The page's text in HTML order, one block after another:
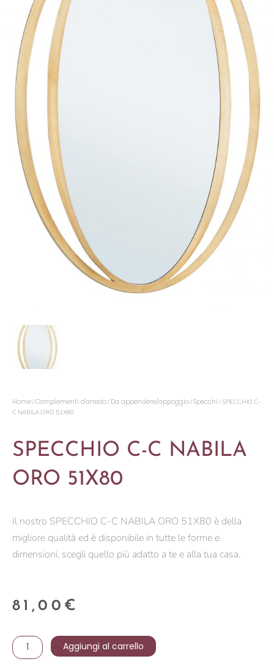
Home/Complementi d'arredo/ Da appendere/appoggio/Specchi / SPECCHIO C-
C NABILA ORO 51X80
SPECCHIO C-C NABILA
ORO 51X80
Il nostro SPECCHIO C-C NABILA ORO 51X80 è della
migliore qualità ed è disponibile in tutte le forme e
dimensioni, scegli quello più adatto a te e alla tua casa.
81,00 €
SPECCHIO
C-
Aggiungi al carrello